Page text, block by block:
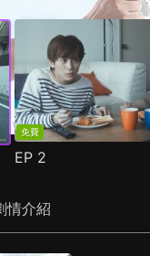
免費
EP 2
情介紹